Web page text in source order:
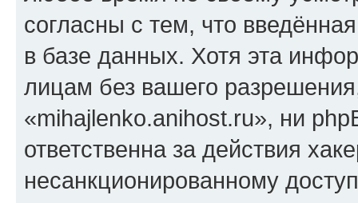
согласны с тем, что
в базе данных. Хотя эта
лицам без вашего
«mihajlenko.anihost.ru», ни
ответственна за действия
несанкционированному